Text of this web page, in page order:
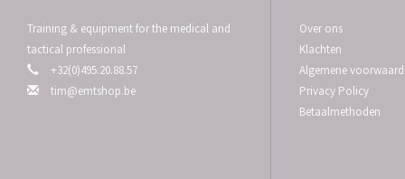
Training & equipment for the medical and
tactical professional
+32(0)495.20.88.57
tim@emtshop.be
Over ons
Klachten
Algemene
Privacy Policy
Betaalmethoden